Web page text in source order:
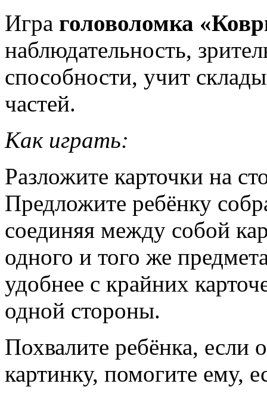
Игра головоломка
наблюдательность,
способности, учит
частей.
Как играть:
Разложите карточки на
Предложите ребёнку
соединяя между собой
одного и того же
удобнее с крайних
одной стороны.
Похвалите ребёнка, если
картинку, помогите ему,